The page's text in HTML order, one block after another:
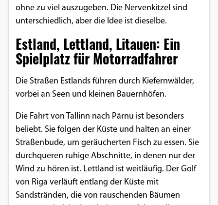
ohne zu viel auszugeben. Die Nervenkitzel sind
unterschiedlich, aber die Idee ist dieselbe.
Estland, Lettland, Litauen: Ein
Spielplatz für Motorradfahrer
Die Straßen Estlands führen durch Kiefernwälder,
vorbei an Seen und kleinen Bauernhöfen.
Die Fahrt von Tallinn nach Pärnu ist besonders
beliebt. Sie folgen der Küste und halten an einer
Straßenbude, um geräucherten Fisch zu essen. Sie
durchqueren ruhige Abschnitte, in denen nur der
Wind zu hören ist. Lettland ist weitläufig. Der Golf
von Riga verläuft entlang der Küste mit
Sandstränden, die von rauschenden Bäumen